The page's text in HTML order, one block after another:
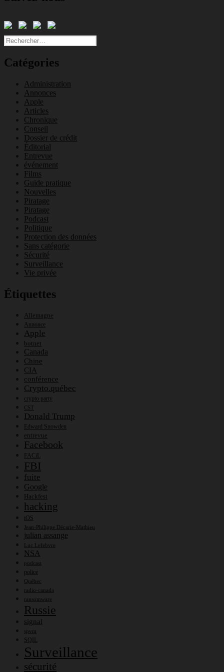
Rechercher :
Catégories
Administration
Annonces
Apple
Articles
Chronique
Conseil
Dossier de crédit
Éditorial
Entrevue
événement
Films
Guide pratique
Nouvelles
Piratage
Piratage
Podcast
Politique
Protection des données
Sans catégorie
Sécurité
Surveillance
Vie privée
Étiquettes
Allemagne
Annonce
Apple
botnet
Canada
Chine
CIA
conférence
Crypto.québec
crypto party
CST
Donald Trump
Edward Snowden
entrevue
Facebook
FACiL
FBI
fuite
Google
Hackfest
hacking
iOS
Jean-Philippe Décarie-Mathieu
julian assange
Luc Lefebvre
NSA
podcast
police
Québec
radio-canada
ransomware
Russie
signal
spvm
SQIL
Surveillance
sécurité